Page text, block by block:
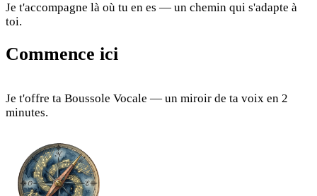
Je t'accompagne là où tu en es — un chemin qui s'adapte à
toi.
Commence ici
Je t'offre ta Boussole Vocale — un miroir de ta voix en 2
minutes.